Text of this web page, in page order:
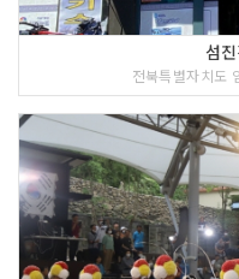
섬
전북특별자치도